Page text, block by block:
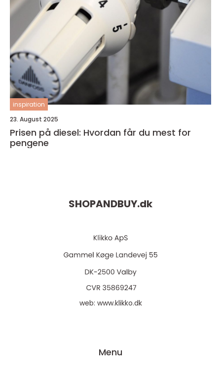
inspiration
23. August 2025
Prisen på diesel: Hvordan får du mest for
pengene
SHOPANDBUY.dk
web: www.klikko.dk
Menu